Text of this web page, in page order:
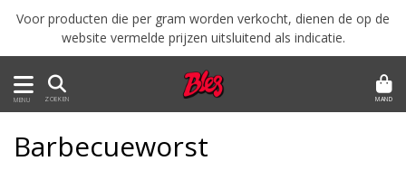
Voor producten die per gram worden verkocht, dienen de op de
website vermelde prijzen uitsluitend als indicatie.
MENU ZOEKEN MAND
Barbecueworst